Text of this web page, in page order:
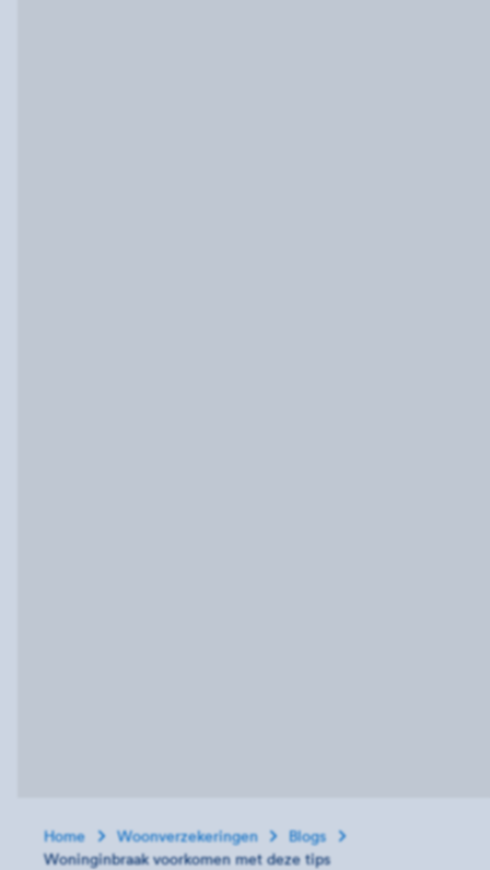
Home Woonverzekeringen
Blogs
Woninginbraak voorkomen met deze tips